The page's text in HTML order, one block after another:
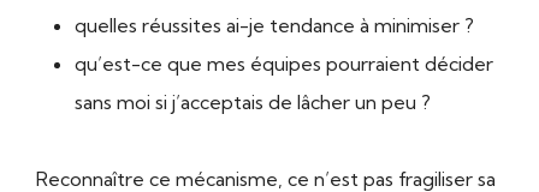
quelles réussites ai-je tendance à minimiser ?
qu’est-ce que mes équipes pourraient décider
sans moi si j’acceptais de lâcher un peu ?
Reconnaître ce mécanisme, ce n’est pas fragiliser sa